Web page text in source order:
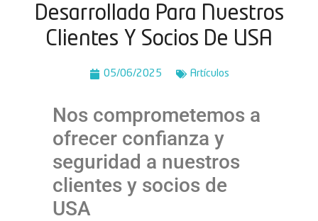
Desarrollada Para Nuestros
Clientes Y Socios De USA
05/06/2025 Artí­culos
Nos comprometemos a
ofrecer confianza y
seguridad a nuestros
clientes y socios de
USA